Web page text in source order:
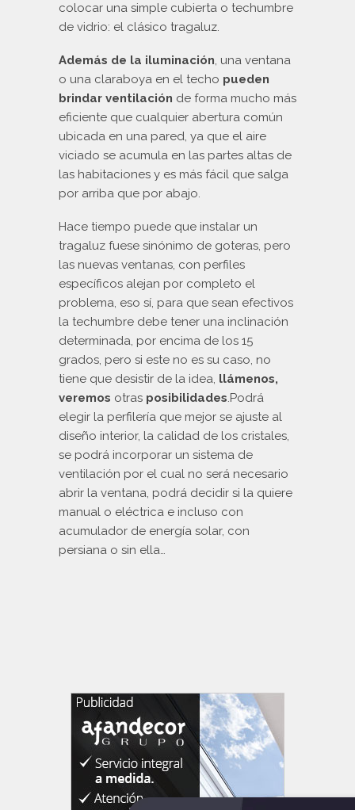
colocar una simple cubierta o techumbre
de vidrio: el clásico tragaluz.
Además de la iluminación, una ventana
o una claraboya en el techo pueden
brindar ventilación de forma mucho más
eficiente que cualquier abertura común
ubicada en una pared, ya que el aire
viciado se acumula en las partes altas de
las habitaciones y es más fácil que salga
por arriba que por abajo.
Hace tiempo puede que instalar un
tragaluz fuese sinónimo de goteras, pero
las nuevas ventanas, con perfiles
específicos alejan por completo el
problema, eso sí, para que sean efectivos
la techumbre debe tener una inclinación
determinada, por encima de los 15
grados, pero si este no es su caso, no
tiene que desistir de la idea, llámenos,
veremos otras posibilidades.Podrá
elegir la perfilería que mejor se ajuste al
diseño interior, la calidad de los cristales,
se podrá incorporar un sistema de
ventilación por el cual no será necesario
abrir la ventana, podrá decidir si la quiere
manual o eléctrica e incluso con
acumulador de energía solar, con
persiana o sin ella…